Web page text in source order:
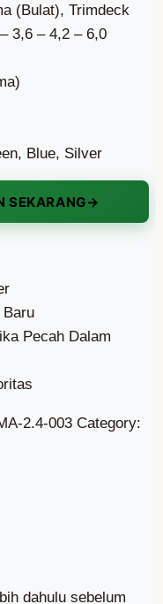
(Bulat), Trimdeck
3,6 – 4,2 – 6,0
Blue, Silver
SEKARANG
Baru
Pecah Dalam
2.4-003 Category:
dahulu sebelum